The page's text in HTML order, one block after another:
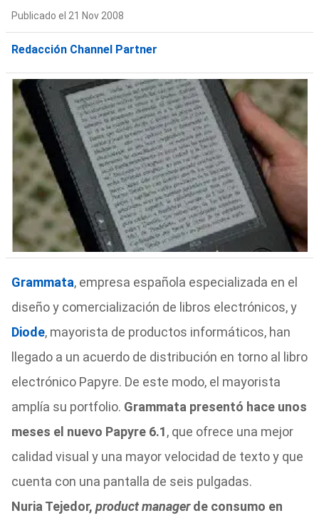
Publicado el 21 Nov 2008
Redacción Channel Partner
Grammata, empresa española especializada en el
diseño y comercialización de libros electrónicos, y
Diode, mayorista de productos informáticos, han
llegado a un acuerdo de distribución en torno al libro
electrónico Papyre. De este modo, el mayorista
amplía su portfolio. Grammata presentó hace unos
meses el nuevo Papyre 6.1, que ofrece una mejor
calidad visual y una mayor velocidad de texto y que
cuenta con una pantalla de seis pulgadas.
Nuria Tejedor, product managerde consumo en